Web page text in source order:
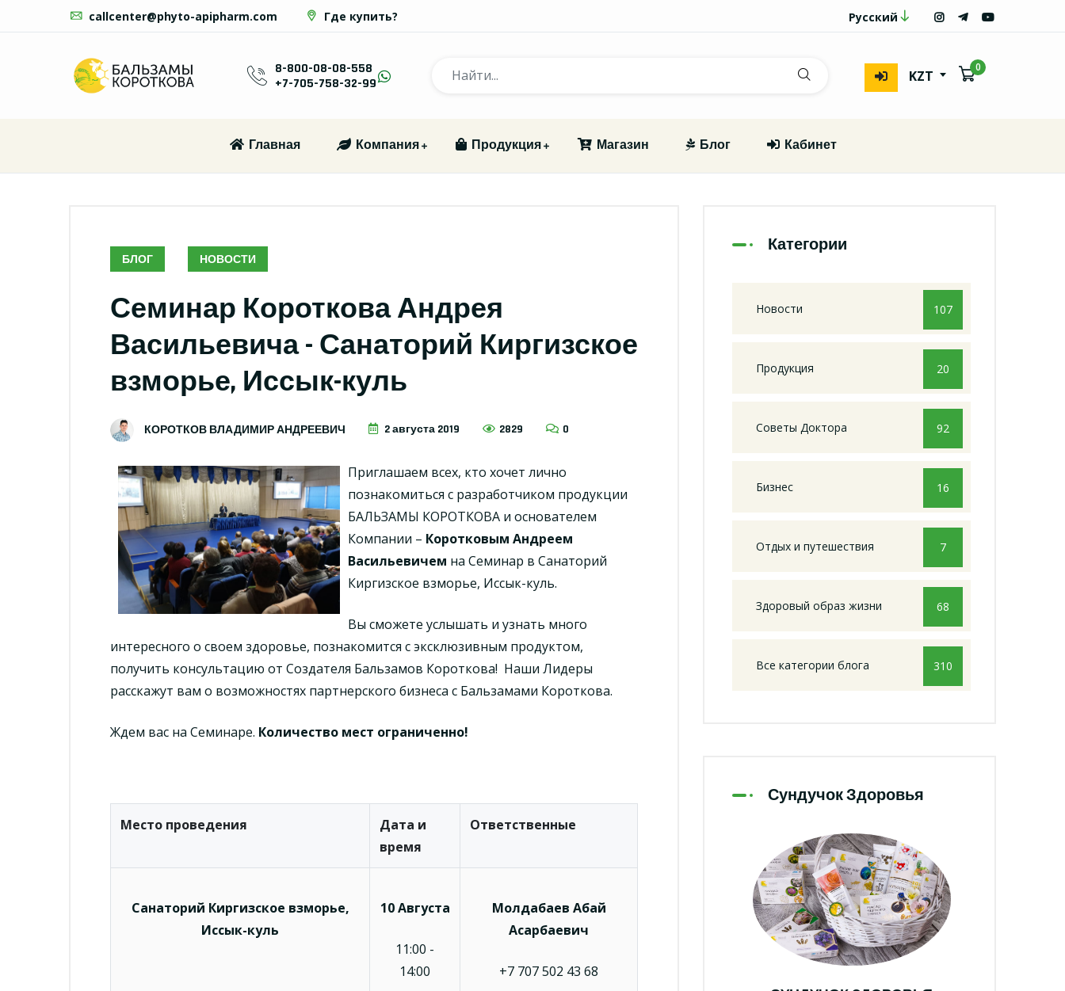
callcenter@phyto-apipharm.com Где купить? Русский
8-800-08-08-558
+7-705-758-32-99
KZT
0
Главная Компания Продукция Магазин Блог Кабинет
БЛОГ НОВОСТИ
Семинар Короткова Андрея
Васильевича - Санаторий Киргизское
взморье, Иссык-куль
КОРОТКОВ ВЛАДИМИР АНДРЕЕВИЧ 2 августа 2019 2829 0
Приглашаем всех, кто хочет лично
познакомиться с разработчиком продукции
БАЛЬЗАМЫ КОРОТКОВА и основателем
Компании – Коротковым Андреем
Васильевичем на Семинар в Санаторий
Киргизское взморье, Иссык-куль.
Вы сможете услышать и узнать много
интересного о своем здоровье, познакомится с эксклюзивным продуктом,
получить консультацию от Создателя Бальзамов Короткова! Наши Лидеры
расскажут вам о возможностях партнерского бизнеса с Бальзамами Короткова.
Ждем вас на Семинаре. Количество мест ограниченно!
Место проведения
Дата и
время
Ответственные
Санаторий Киргизское взморье,
Иссык-куль
10 Августа
11:00 -
14:00
Молдабаев Абай
Асарбаевич
+7 707 502 43 68
Категории
Новости 107
Продукция 20
Советы Доктора 92
Бизнес 16
Отдых и путешествия 7
Здоровый образ жизни 68
Все категории блога 310
Сундучок Здоровья